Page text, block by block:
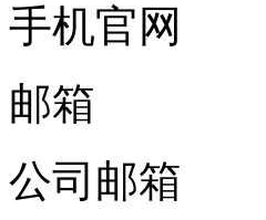
手机官网
邮箱
公司邮箱